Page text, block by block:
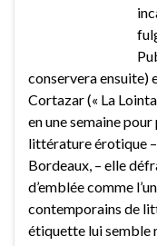
conservera ensuite)
Cortazar (« La
en une semaine
littérature érotique
Bordeaux, – elle
d’emblée comme
contemporains de
étiquette lui semble